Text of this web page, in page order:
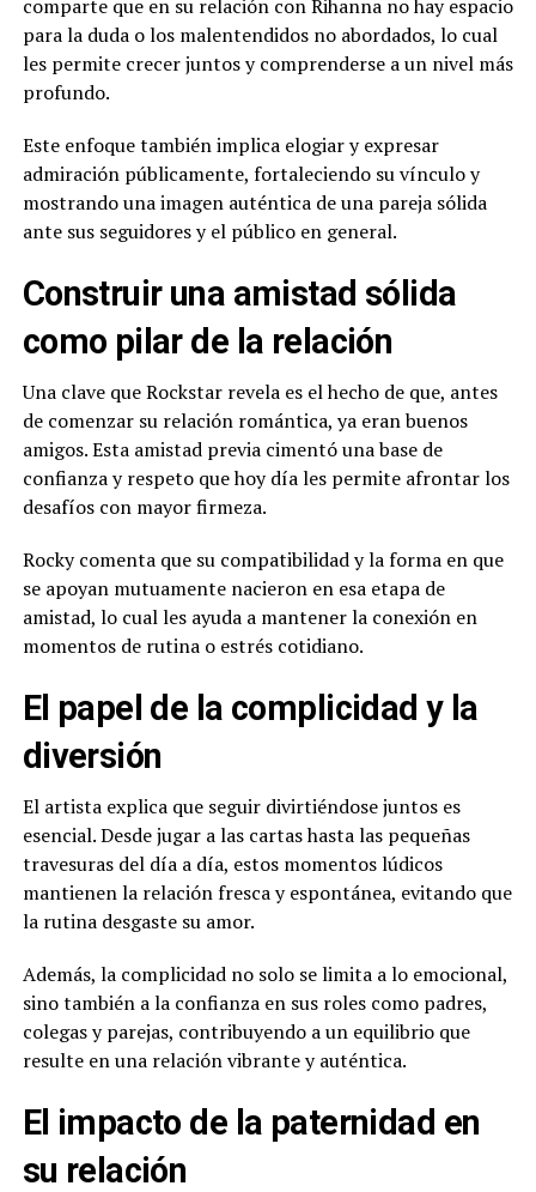
comparte que en su relación con Rihanna no hay espacio
para la duda o los malentendidos no abordados, lo cual
les permite crecer juntos y comprenderse a un nivel más
profundo.
Este enfoque también implica elogiar y expresar
admiración públicamente, fortaleciendo su vínculo y
mostrando una imagen auténtica de una pareja sólida
ante sus seguidores y el público en general.
Construir una amistad sólida
como pilar de la relación
Una clave que Rockstar revela es el hecho de que, antes
de comenzar su relación romántica, ya eran buenos
amigos. Esta amistad previa cimentó una base de
confianza y respeto que hoy día les permite afrontar los
desafíos con mayor firmeza.
Rocky comenta que su compatibilidad y la forma en que
se apoyan mutuamente nacieron en esa etapa de
amistad, lo cual les ayuda a mantener la conexión en
momentos de rutina o estrés cotidiano.
El papel de la complicidad y la
diversión
El artista explica que seguir divirtiéndose juntos es
esencial. Desde jugar a las cartas hasta las pequeñas
travesuras del día a día, estos momentos lúdicos
mantienen la relación fresca y espontánea, evitando que
la rutina desgaste su amor.
Además, la complicidad no solo se limita a lo emocional,
sino también a la confianza en sus roles como padres,
colegas y parejas, contribuyendo a un equilibrio que
resulte en una relación vibrante y auténtica.
El impacto de la paternidad en
su relación